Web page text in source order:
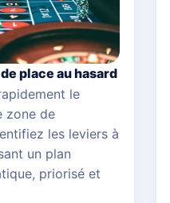
place au hasard
le
zone de
les leviers à
un plan
priorisé et